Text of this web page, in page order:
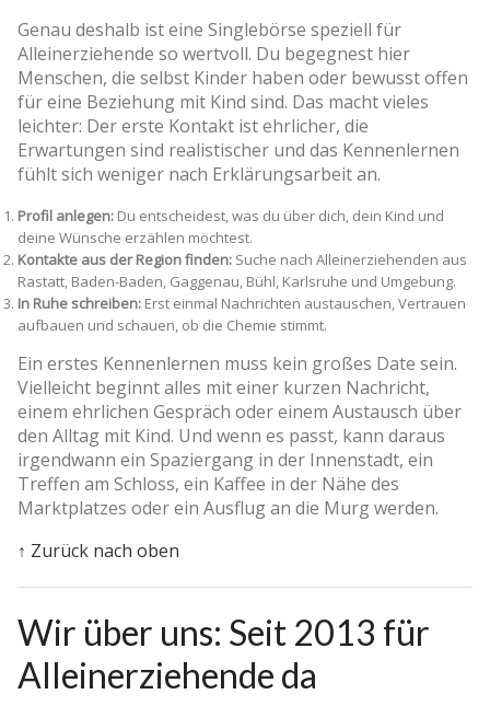
Genau deshalb ist eine Singlebörse speziell für
Alleinerziehende so wertvoll. Du begegnest hier
Menschen, die selbst Kinder haben oder bewusst offen
für eine Beziehung mit Kind sind. Das macht vieles
leichter: Der erste Kontakt ist ehrlicher, die
Erwartungen sind realistischer und das Kennenlernen
fühlt sich weniger nach Erklärungsarbeit an.
Profil anlegen: Du entscheidest, was du über dich, dein Kind und
deine Wünsche erzählen möchtest.
Kontakte aus der Region finden: Suche nach Alleinerziehenden aus
Rastatt, Baden-Baden, Gaggenau, Bühl, Karlsruhe und Umgebung.
In Ruhe schreiben: Erst einmal Nachrichten austauschen, Vertrauen
aufbauen und schauen, ob die Chemie stimmt.
Ein erstes Kennenlernen muss kein großes Date sein.
Vielleicht beginnt alles mit einer kurzen Nachricht,
einem ehrlichen Gespräch oder einem Austausch über
den Alltag mit Kind. Und wenn es passt, kann daraus
irgendwann ein Spaziergang in der Innenstadt, ein
Treffen am Schloss, ein Kaffee in der Nähe des
Marktplatzes oder ein Ausflug an die Murg werden.
↑ Zurück nach oben
Wir über uns: Seit 2013 für
Alleinerziehende da